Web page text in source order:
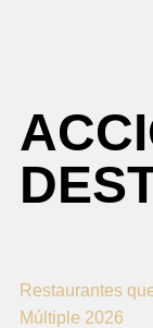
Restaurantes
Múltiple 2026